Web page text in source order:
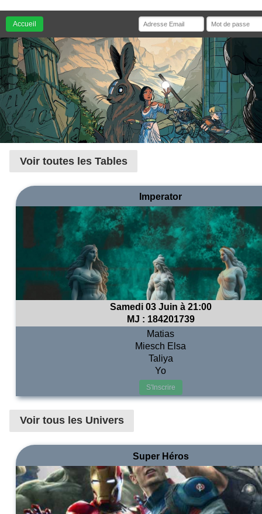
Accueil
Voir toutes les Tables
Imperator
Samedi 03 Juin à 21:00
MJ : 184201739
Matias
Miesch Elsa
Taliya
Yo
S'Inscrire
Voir tous les Univers
Super Héros